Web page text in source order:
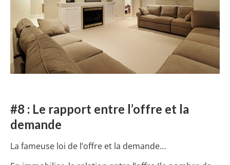
#8 : Le rapport entre l’offre et la
demande
La fameuse loi de l’offre et la demande…